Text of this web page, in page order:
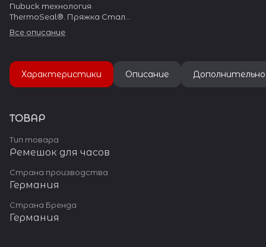
Nubuck технология
ThermoSeal®. Пряжка Сталь
Все описание
Характеристики Описание Дополнительно
ТОВАР
Тип товара
Ремешок для часов
Страна производства
Германия
Страна Бренда
Германия